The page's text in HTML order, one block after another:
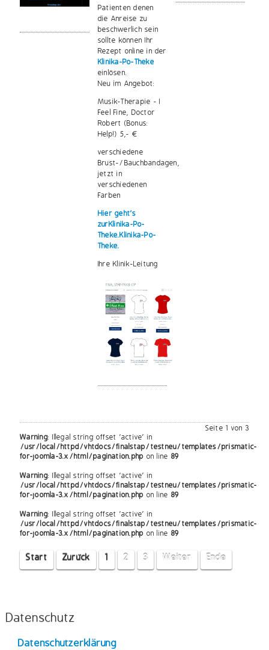
Patienten denen
die Anreise zu
beschwerlich sein
sollte können Ihr
Rezept online in der
Klinika-Po-Theke
einlösen.
Neu im Angebot:
Musik-Therapie - I
Feel Fine, Doctor
Robert (Bonus:
Help!) 5,- €
verschiedene
Brust-/Bauchbandagen,
jetzt in
verschiedenen
Farben
Hier geht's
zur Klinika-Po-
Theke.Klinika-Po-
Theke.
Ihre Klinik-Leitung
Seite 1 von 3
Warning: Illegal string offset 'active' in
/usr/local/httpd/vhtdocs/finalstap/testneu/templates/prismatic-
for-joomla-3.x/html/pagination.php on line 89
Warning: Illegal string offset 'active' in
/usr/local/httpd/vhtdocs/finalstap/testneu/templates/prismatic-
for-joomla-3.x/html/pagination.php on line 89
Warning: Illegal string offset 'active' in
/usr/local/httpd/vhtdocs/finalstap/testneu/templates/prismatic-
for-joomla-3.x/html/pagination.php on line 89
Start Zurück 1 2 3 Weiter Ende
Datenschutz
Datenschutzerklärung